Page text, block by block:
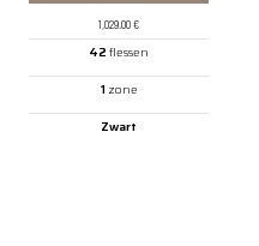
1,029.00€
42 flessen
1 zone
Zwart